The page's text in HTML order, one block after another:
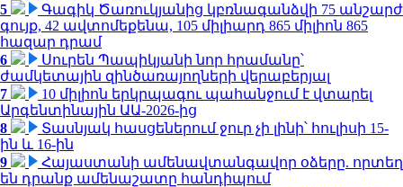
5
Գագիկ Ծառուկյանից կբռնագանձվի 75 անշարժ
գույք, 42 ավտոմեքենա, 105 միլիարդ 865 միլիոն 865
հազար դրամ
6
Սուրեն Պապիկյանի նոր հրամանը՝
ժամկետային զինծառայողների վերաբերյալ
7
10 միլիոն երկրպագու պահանջում է վտարել
Արգենտինային ԱԱ-2026-ից
8
Տասնյակ հասցեներում ջուր չի լինի՝ հուլիսի 15-
ին և 16-ին
9
Հայաստանի ամենավտանգավոր օձերը. որտեղ
են դրանք ամենաշատը հանդիպում